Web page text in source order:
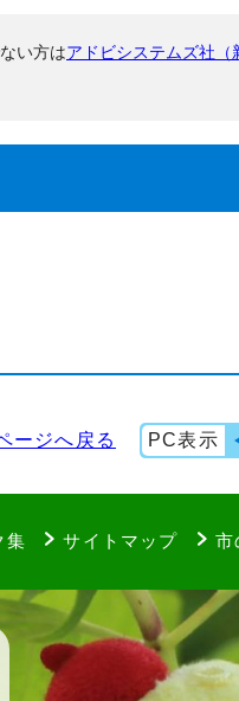
い方はアドビシステムズ社（
ージへ戻る PC表示
集 サイトマップ 市